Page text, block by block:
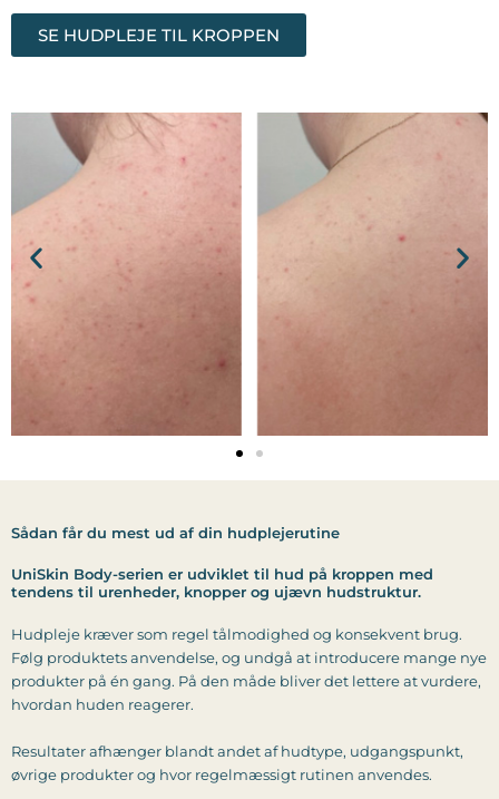
SE HUDPLEJE TIL KROPPEN
Sådan får du mest ud af din hudplejerutine
UniSkin Body-serien er udviklet til hud på kroppen med
tendens til urenheder, knopper og ujævn hudstruktur.
Hudpleje kræver som regel tålmodighed og konsekvent brug.
Følg produktets anvendelse, og undgå at introducere mange nye
produkter på én gang. På den måde bliver det lettere at vurdere,
hvordan huden reagerer.
Resultater afhænger blandt andet af hudtype, udgangspunkt,
øvrige produkter og hvor regelmæssigt rutinen anvendes.